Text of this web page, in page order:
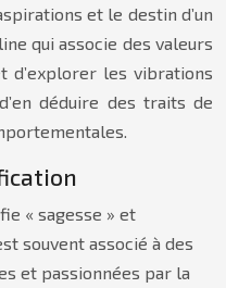
et le destin d’un
qui associe des valeurs
d’explorer les vibrations
déduire des traits de
« sagesse » et
souvent associé à des
et passionnées par la